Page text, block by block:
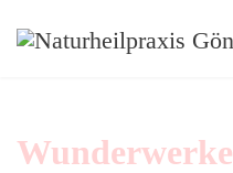
Wunderwerke